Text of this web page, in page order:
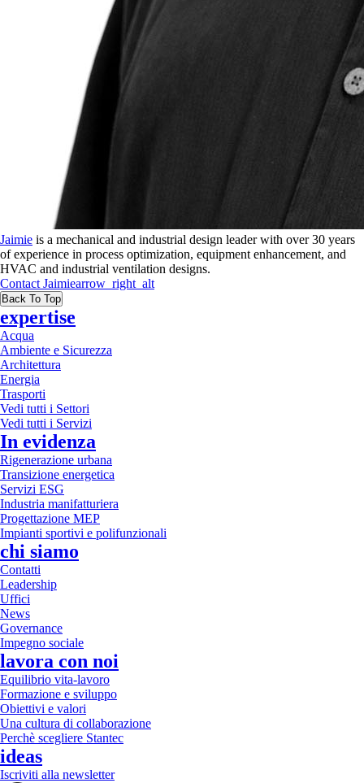
Jaimie is a mechanical and industrial design leader with over 30 years
of experience in process optimization, equipment enhancement, and
HVAC and industrial ventilation designs.
Contact Jaimiearrow_right_alt
Back To Top
expertise
Acqua
Ambiente e Sicurezza
Architettura
Energia
Trasporti
Vedi tutti i Settori
Vedi tutti i Servizi
In evidenza
Rigenerazione urbana
Transizione energetica
Servizi ESG
Industria manifatturiera
Progettazione MEP
Impianti sportivi e polifunzionali
chi siamo
Contatti
Leadership
Uffici
News
Governance
Impegno sociale
lavora con noi
Equilibrio vita-lavoro
Formazione e sviluppo
Obiettivi e valori
Una cultura di collaborazione
Perchè scegliere Stantec
ideas
Iscriviti alla newsletter